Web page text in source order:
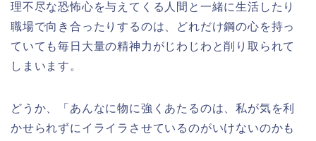
理不尽な恐怖心を与えてくる人間と一緒に生活したり
職場で向き合ったりするのは、どれだけ鋼の心を持っ
ていても毎日大量の精神力がじわじわと削り取られて
しまいます。
どうか、「あんなに物に強くあたるのは、私が気を利
かせられずにイライラさせているのがいけないのかも